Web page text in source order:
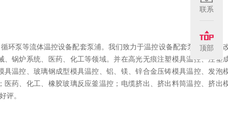
环泵等流体温控设备配套泵浦。我们致力于温控设备配套泵浦的技术
锅炉系统、医药、化工等领域。并在高光无痕注塑模具温控、注塑
温控、玻璃钢成型模具温控、铝、镁、锌合金压铸模具温控、发泡
药、化工、橡胶玻璃反应釜温控；电缆挤出、挤出料筒温控、挤出
评。
联系
顶部